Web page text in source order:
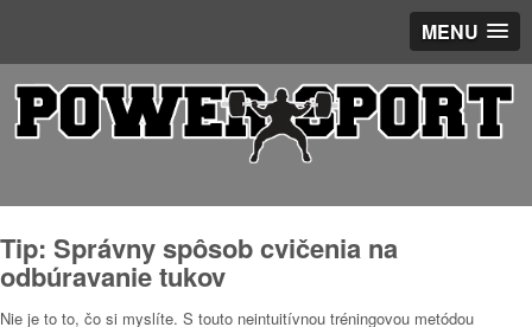
MENU
Tip: Správny spôsob cvičenia na
odbúravanie tukov
Nie je to to, čo si myslíte. S touto neintuitívnou tréningovou metódou